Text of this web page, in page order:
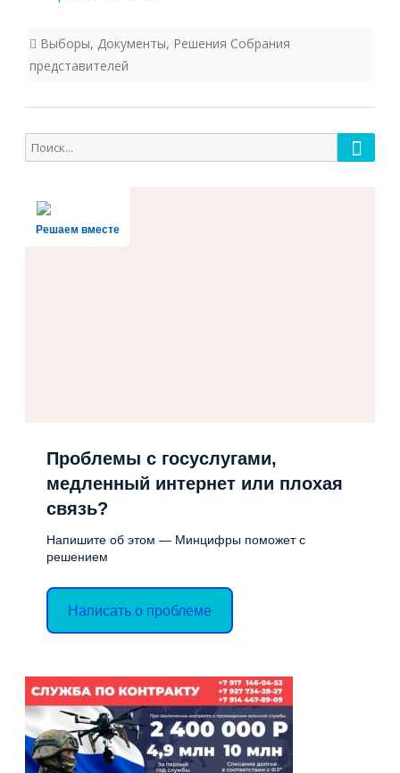
Выборы, Документы, Решения Собрания
представителей
Поиск
для:
Поиск
Решаем вместе
Проблемы с госуслугами,
медленный интернет или плохая
связь?
Напишите об этом — Минцифры поможет с
решением
Написать о проблеме